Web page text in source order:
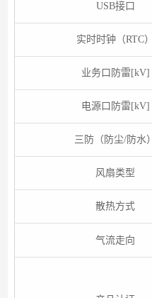
USB接口
实时时钟（RTC）
业务口防雷[kV]
电源口防雷[kV]
三防（防尘/防水）
风扇类型
散热方式
气流走向